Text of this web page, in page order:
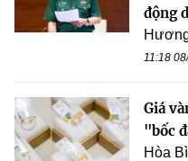
động
11:18
Giá
"bốc
Hòa